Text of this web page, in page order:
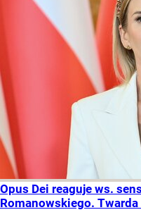
Opus Dei reaguje ws.
Romanowskiego.